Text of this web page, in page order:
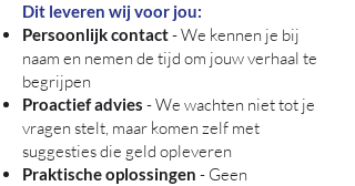
Dit leveren wij voor jou:
Persoonlijk contact- We kennen je bij
naam en nemen de tijd om jouw verhaal te
begrijpen
Proactief advies - We wachten niet tot je
vragen stelt, maar komen zelf met
suggesties die geld opleveren
Praktische oplossingen - Geen